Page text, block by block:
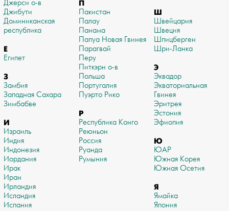
Джерси о-в
Джибути
Доминиканская
республика
Е
Египет
З
Замбия
Западная Сахара
Зимбабве
И
Израиль
Индия
Индонезия
Иордания
Ирак
Иран
Ирландия
Исландия
Испания
П
Пакистан
Палау
Панама
Папуа Новая Гвинея
Парагвай
Перу
Питкэрн о-в
Польша
Португалия
Пуэрто Рико
Р
Республика Конго
Реюньон
Россия
Руанда
Румыния
Ш
Швейцария
Швеция
Шпицберген
Шри-Ланка
Э
Эквадор
Экваториальная
Гвинея
Эритрея
Эстония
Эфиопия
Ю
ЮАР
Южная Корея
Южная Осетия
Я
Ямайка
Япония